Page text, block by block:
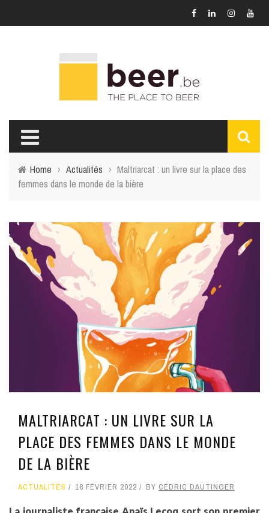
Home › Actualités › Maltriarcat : un livre sur la place des
femmes dans le monde de la bière
MALTRIARCAT : UN LIVRE SUR LA
PLACE DES FEMMES DANS LE MONDE
DE LA BIÈRE
ACTUALITÉS 18 FÉVRIER 2022 BY CÉDRIC DAUTINGER